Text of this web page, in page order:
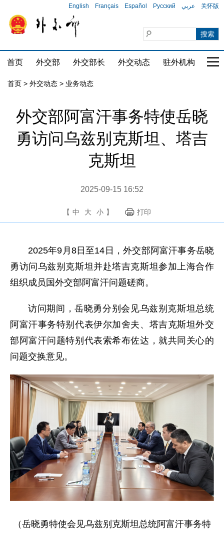
English Français Español Русский عربي 关怀版
首页 外交部 外交部长 外交动态 驻外机构 国
首页 > 外交动态 > 业务动态
外交部阿富汗事务特使岳晓
勇访问乌兹别克斯坦、塔吉
克斯坦
2025-09-15 16:52
【 中 大 小 】 打印
2025年9月8日至14日，外交部阿富汗事务岳晓
勇访问乌兹别克斯坦并赴塔吉克斯坦参加上海合作
组织成员国外交部阿富汗问题磋商。
访问期间，岳晓勇分别会见乌兹别克斯坦总统
阿富汗事务特别代表伊尔加舍夫、塔吉克斯坦外交
部阿富汗问题特别代表索希布佐达，就共同关心的
问题交换意见。
（岳晓勇特使会见乌兹别克斯坦总统阿富汗事务特